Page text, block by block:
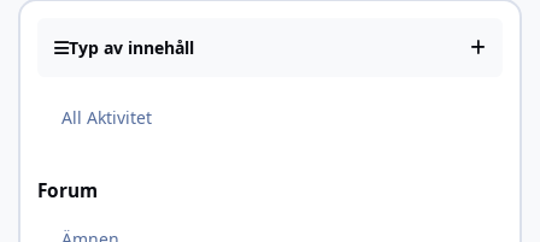
Typ av innehåll
All Aktivitet
Forum